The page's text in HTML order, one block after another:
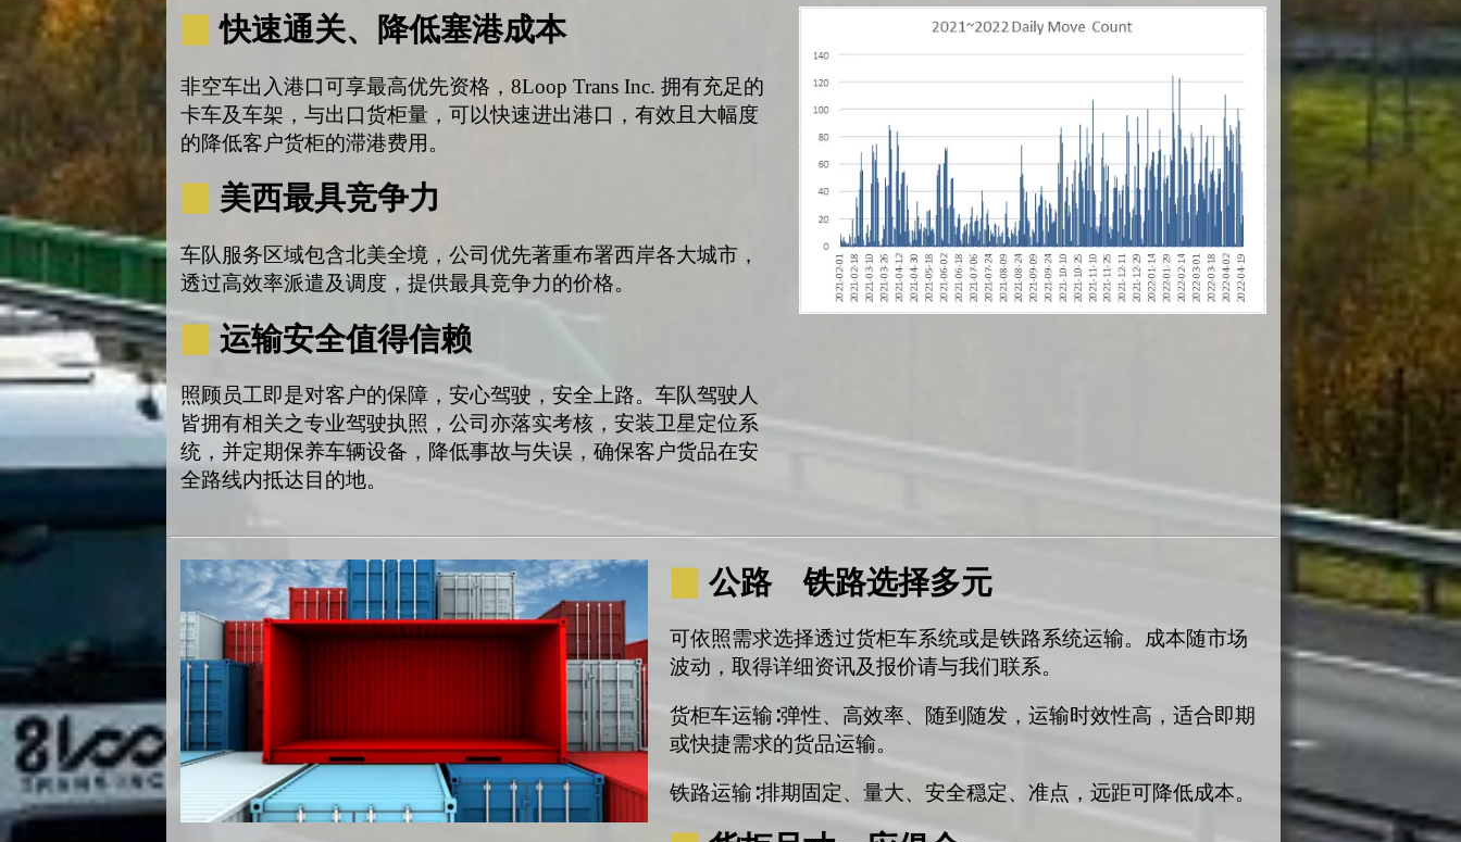
快速通关、降低塞港成本
非空车出入港口可享最高优先资格，8Loop Trans Inc. 拥有充足的
卡车及车架，与出口货柜量，可以快速进出港口，有效且大幅度
的降低客户货柜的滞港费用。
美西最具竞争力
车队服务区域包含北美全境，公司优先著重布署西岸各大城市，
透过高效率派遣及调度，提供最具竞争力的价格。
运输安全值得信赖
照顾员工即是对客户的保障，安心驾驶，安全上路。车队驾驶人
皆拥有相关之专业驾驶执照，公司亦落实考核，安装卫星定位系
统，并定期保养车辆设备，降低事故与失误，确保客户货品在安
全路线内抵达目的地。
公路 铁路选择多元
可依照需求选择透过货柜车系统或是铁路系统运输。成本随市场
波动，取得详细资讯及报价请与我们联系。
货柜车运输∶弹性、高效率、随到随发，运输时效性高，适合即期
或快捷需求的货品运输。
铁路运输∶排期固定、量大、安全穏定、准点，远距可降低成本。